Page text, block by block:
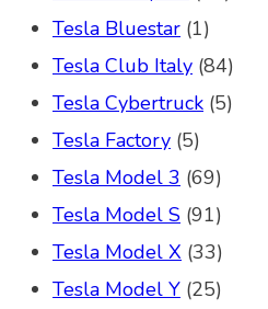
Tesla Bluestar (1)
Tesla Club Italy (84)
Tesla Cybertruck (5)
Tesla Factory (5)
Tesla Model 3 (69)
Tesla Model S (91)
Tesla Model X (33)
Tesla Model Y (25)